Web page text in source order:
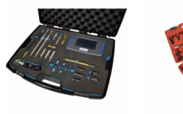
Scule service ulei, gresare,
combustibil
Scule sistem franare
Scule speciale
Scule supape
Scule suspensie